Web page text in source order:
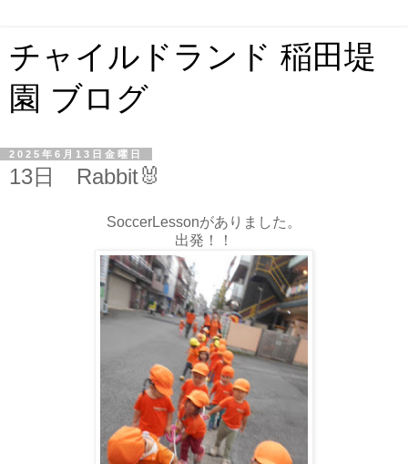
チャイルドランド 稲田堤
園 ブログ
2025年6月13日金曜日
13日 Rabbit🐰
SoccerLessonがありました。
出発！！